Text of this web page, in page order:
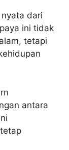
dari
ini tidak
tetapi
antara